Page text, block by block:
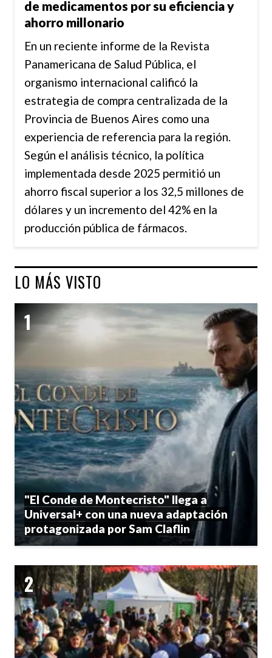
de medicamentos por su eficiencia y
ahorro millonario
En un reciente informe de la Revista
Panamericana de Salud Pública, el
organismo internacional calificó la
estrategia de compra centralizada de la
Provincia de Buenos Aires como una
experiencia de referencia para la región.
Según el análisis técnico, la política
implementada desde 2025 permitió un
ahorro fiscal superior a los 32,5 millones de
dólares y un incremento del 42% en la
producción pública de fármacos.
LO MÁS VISTO
"El Conde de Montecristo" llega a
Universal+ con una nueva adaptación
protagonizada por Sam Claflin